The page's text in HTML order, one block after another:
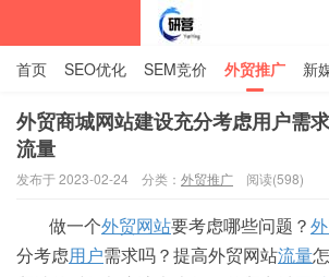
中标企业资讯站
首页 SEO优化 SEM竞价 外贸推广 新
网站建设 关于我们
外贸商城网站建设充分考虑用户需
流量
发布于 2023-02-24 分类： 外贸推广 阅读(598)
做一个外贸网站要考虑哪些问题？
分考虑用户需求吗？提高外贸网站流量